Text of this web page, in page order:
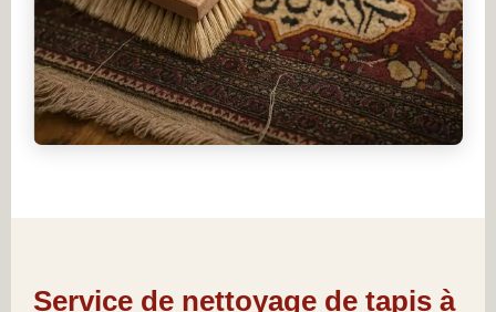
Service de nettoyage de tapis à